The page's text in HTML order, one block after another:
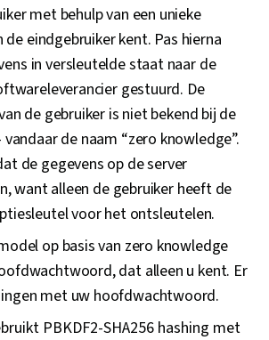
met behulp van een unieke
eindgebruiker kent. Pas hierna
in versleutelde staat naar de
gestuurd. De
de gebruiker is niet bekend bij de
de naam “zero knowledge”.
de gegevens op de server
want alleen de gebruiker heeft de
voor het ontsleutelen.
op basis van zero knowledge
dat alleen u kent. Er
met uw hoofdwachtwoord.
PBKDF2-SHA256 hashing met